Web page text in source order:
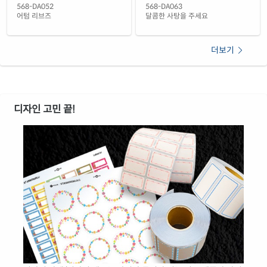
568-DA052
어텀 리브즈
568-DA063
달콤한 사탕을 주세요
더보기
디자인 고민 끝!